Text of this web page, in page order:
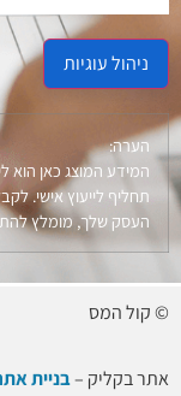
ניהול עוגיות
הערה:
המידע המוצג כאן הוא
תחליף לייעוץ אישי.
העסק שלך, מומלץ
© קול המס
אתר בקליק –בניית